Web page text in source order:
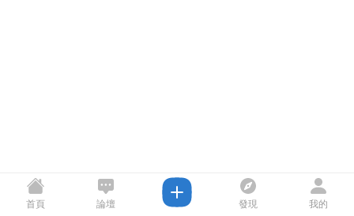
首頁 論壇 發現 我的